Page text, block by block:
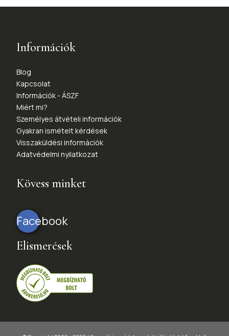
Információk
Blog
Kapcsolat
Információk - ÁSZF
Miért mi?
Személyes átvételi információk
Gyakran ismételt kérdések
Visszaküldési információk
Adatvédelmi nyilatkozat
Kövess minket
Facebook
Elismerések